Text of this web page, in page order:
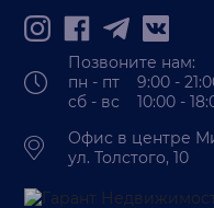
Позвоните нам:
пн - пт 9:00 -
сб - вс 10:00 -
Офис в центре
ул. Толстого, 10